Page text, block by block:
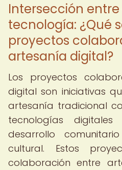
Intersección
tecnología: ¿Qué
proyectos
artesanía digital?
Los proyectos
digital son iniciativas
artesanía tradicional
tecnologías
desarrollo
cultural. Estos
colaboración entre